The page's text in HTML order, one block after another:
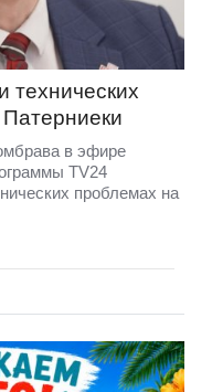
технических
в эфире
TV24
проблемах на